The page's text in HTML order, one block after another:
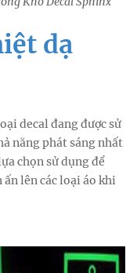
dạ
decal đang được sử
năng phát sáng nhất
chọn sử dụng để
lên các loại áo khi